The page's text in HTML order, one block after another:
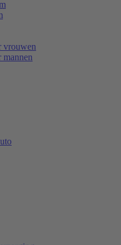
vrouwen
mannen